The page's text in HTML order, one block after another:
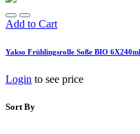
Add to Cart
Yakso Frühlingsrolle Soße BIO 6X240ml
Login to see price
Sort By